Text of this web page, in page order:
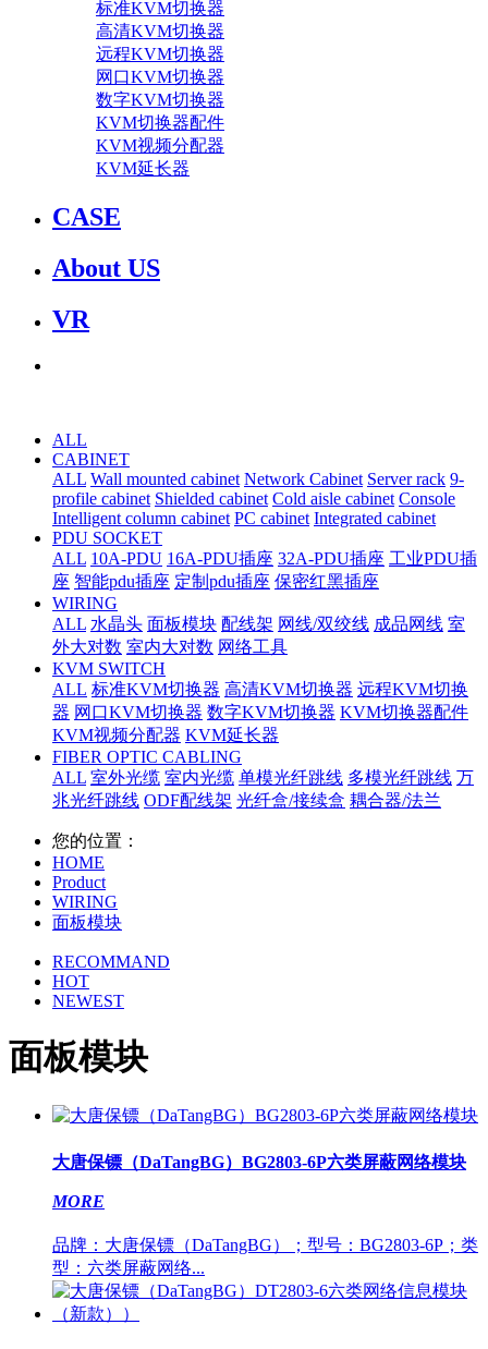
标准KVM切换器
高清KVM切换器
远程KVM切换器
网口KVM切换器
数字KVM切换器
KVM切换器配件
KVM视频分配器
KVM延长器
CASE
About US
VR
ALL
CABINET
ALL Wall mounted cabinet Network Cabinet Server rack 9-
profile cabinet Shielded cabinet Cold aisle cabinet Console
Intelligent column cabinet PC cabinet Integrated cabinet
PDU SOCKET
ALL 10A-PDU 16A-PDU插座 32A-PDU插座 工业PDU插
座 智能pdu插座 定制pdu插座 保密红黑插座
WIRING
ALL 水晶头 面板模块 配线架 网线/双绞线 成品网线 室
外大对数 室内大对数 网络工具
KVM SWITCH
ALL 标准KVM切换器 高清KVM切换器 远程KVM切换
器 网口KVM切换器 数字KVM切换器 KVM切换器配件
KVM视频分配器 KVM延长器
FIBER OPTIC CABLING
ALL 室外光缆 室内光缆 单模光纤跳线 多模光纤跳线 万
兆光纤跳线 ODF配线架 光纤盒/接续盒 耦合器/法兰
您的位置：
HOME
Product
WIRING
面板模块
RECOMMAND
HOT
NEWEST
面板模块
大唐保镖（DaTangBG）BG2803-6P六类屏蔽网络模块
MORE
品牌：大唐保镖（DaTangBG）；型号：BG2803-6P；类
型：六类屏蔽网络...